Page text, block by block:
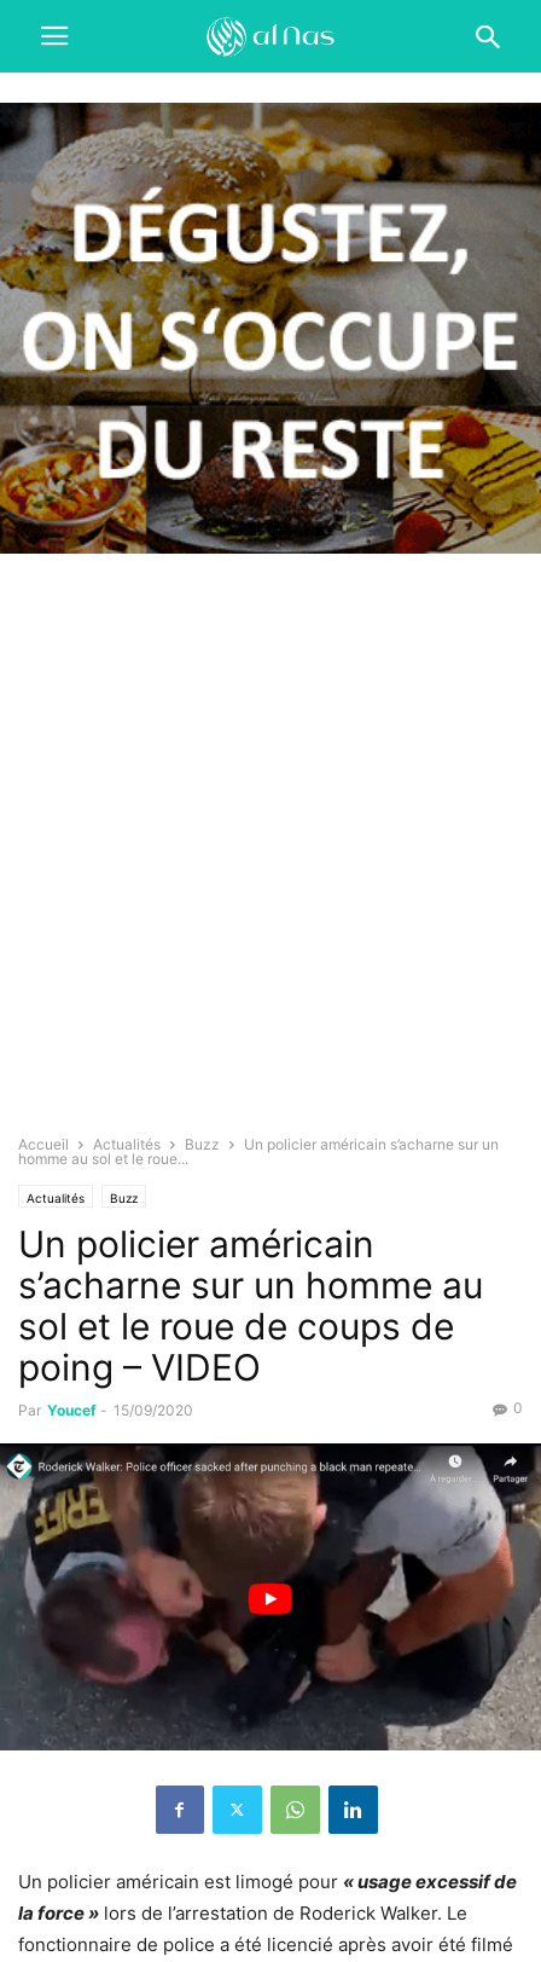
Accueil Actualités Buzz
Un policier américain s’acharne sur un
homme au sol et le roue...
Actualités Buzz
Un policier américain
s’acharne sur un homme au
sol et le roue de coups de
poing – VIDEO
Par Youcef - 15/09/2020 0
Un policier américain est limogé pour « usage excessif de
la force » lors de l’arrestation de Roderick Walker. Le
fonctionnaire de police a été licencié après avoir été filmé